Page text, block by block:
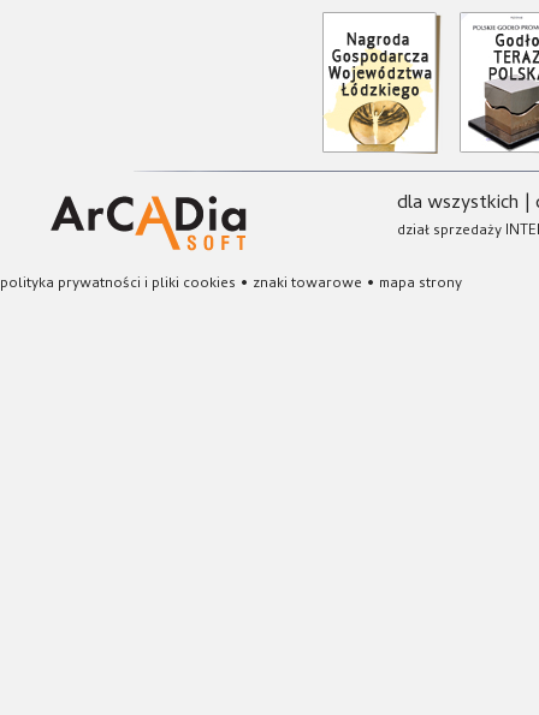
dla wszystkich |
dział sprzedaży
polityka prywatności i pliki cookies • znaki towarowe • mapa strony